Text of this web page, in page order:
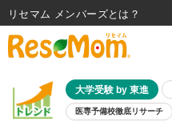
大学受験 by 東進
医専予備校徹底リサーチ
リセマム メンバーズ